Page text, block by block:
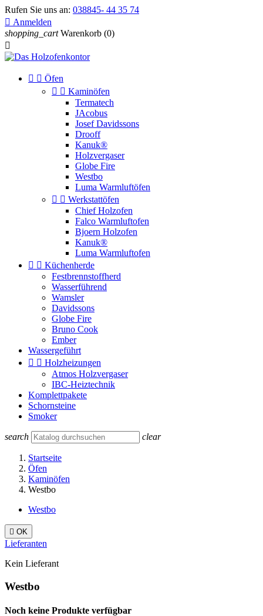
Rufen Sie uns an: 038845- 44 35 74
 Anmelden
shopping_cart Warenkorb (0)

  Öfen
  Kaminöfen
Termatech
JAcobus
Josef Davidssons
Drooff
Kanuk®
Holzvergaser
Globe Fire
Westbo
Luma Warmluftöfen
  Werkstattöfen
Chief Holzofen
Falco Warmluftofen
Bjoern Holzofen
Kanuk®
Luma Warmluftofen
  Küchenherde
Festbrennstoffherd
Wasserführend
Wamsler
Davidssons
Globe Fire
Bruno Cook
Ember
Wassergeführt
  Holzheizungen
Atmos Holzvergaser
IBC-Heiztechnik
Komplettpakete
Schornsteine
Smoker
search clear
Startseite
Öfen
Kaminöfen
Westbo
Westbo
 OK
Lieferanten
Kein Lieferant
Westbo
Noch keine Produkte verfügbar